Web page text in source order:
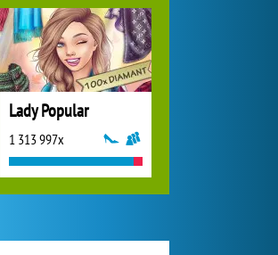
Lady Popular
1 313 997x